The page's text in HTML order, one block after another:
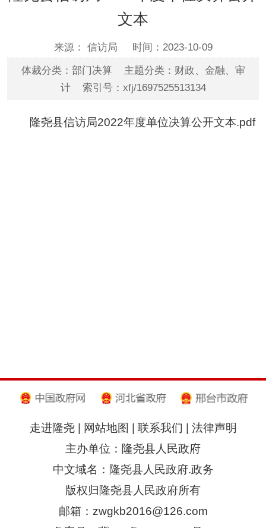
文本
来源： 信访局 时间：2023-10-09
体裁分类：部门决算 主题分类：财政、金融、审
计 索引号：xfj/1697525513134
隆尧县信访局2022年度单位决算公开文本.pdf
走进隆尧| 网站地图 联系我们
法律声明
主办单位：隆尧县人民政府
中文域名：隆尧县人民政府.政务
版权归隆尧县人民政府所有
邮箱：zwgkb2016@126.com